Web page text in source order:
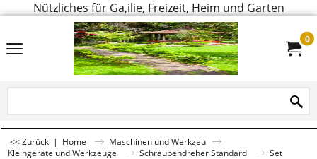
Nützliches für Ga,ilie, Freizeit, Heim und Garten
0
<< Zurück | Home
Maschinen und Werkzeu
Kleingeräte und Werkzeuge
Schraubendreher Standard Set